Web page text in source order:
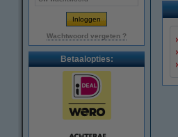
Wachtwoord vergeten ?
Betaalopties: